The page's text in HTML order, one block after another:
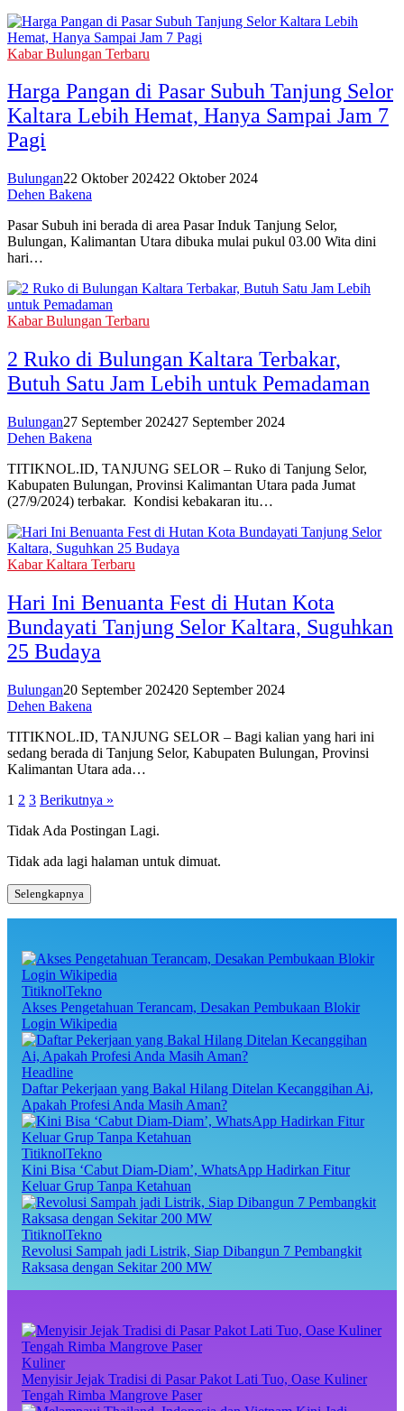
Kabar Bulungan Terbaru
Harga Pangan di Pasar Subuh Tanjung Selor
Kaltara Lebih Hemat, Hanya Sampai Jam 7
Pagi
Bulungan22 Oktober 202422 Oktober 2024
Dehen Bakena
Pasar Subuh ini berada di area Pasar Induk Tanjung Selor,
Bulungan, Kalimantan Utara dibuka mulai pukul 03.00 Wita dini
hari…
Kabar Bulungan Terbaru
2 Ruko di Bulungan Kaltara Terbakar,
Butuh Satu Jam Lebih untuk Pemadaman
Bulungan27 September 202427 September 2024
Dehen Bakena
TITIKNOL.ID, TANJUNG SELOR – Ruko di Tanjung Selor,
Kabupaten Bulungan, Provinsi Kalimantan Utara pada Jumat
(27/9/2024) terbakar. Kondisi kebakaran itu…
Kabar Kaltara Terbaru
Hari Ini Benuanta Fest di Hutan Kota
Bundayati Tanjung Selor Kaltara, Suguhkan
25 Budaya
Bulungan20 September 202420 September 2024
Dehen Bakena
TITIKNOL.ID, TANJUNG SELOR – Bagi kalian yang hari ini
sedang berada di Tanjung Selor, Kabupaten Bulungan, Provinsi
Kalimantan Utara ada…
Paginasi
pos
1 2 3 Berikutnya »
Tidak Ada Postingan Lagi.
Tidak ada lagi halaman untuk dimuat.
Selengkapnya
TitiknolTekno
Akses Pengetahuan Terancam, Desakan Pembukaan Blokir
Login Wikipedia
Headline
Daftar Pekerjaan yang Bakal Hilang Ditelan Kecanggihan Ai,
Apakah Profesi Anda Masih Aman?
TitiknolTekno
Kini Bisa ‘Cabut Diam-Diam’, WhatsApp Hadirkan Fitur
Keluar Grup Tanpa Ketahuan
TitiknolTekno
Revolusi Sampah jadi Listrik, Siap Dibangun 7 Pembangkit
Raksasa dengan Sekitar 200 MW
Kuliner
Menyisir Jejak Tradisi di Pasar Pakot Lati Tuo, Oase Kuliner
Tengah Rimba Mangrove Paser